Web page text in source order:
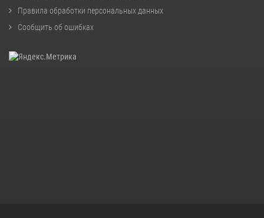
Правила обработки персональных данных
Сообщить об ошибках